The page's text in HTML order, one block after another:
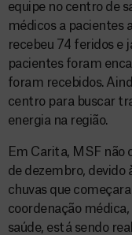
equipe no centro de
médicos a pacientes
recebeu 74 feridos e
pacientes foram
foram recebidos.
centro para buscar
energia na região.
Em Carita, MSF não
de dezembro, devido
chuvas que
coordenação
saúde, está sendo